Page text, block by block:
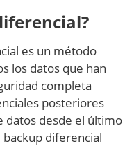
es un método
los datos que han
completa
posteriores
datos desde el último
diferencial